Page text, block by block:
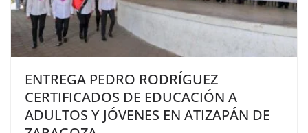
ENTREGA PEDRO RODRÍGUEZ
CERTIFICADOS DE EDUCACIÓN A
ADULTOS Y JÓVENES EN ATIZAPÁN DE